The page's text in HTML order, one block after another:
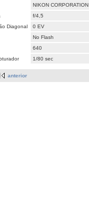
NIKON CORPORATION
f/4,5
Diagonal
0 EV
No Flash
640
1/80 sec
anterior